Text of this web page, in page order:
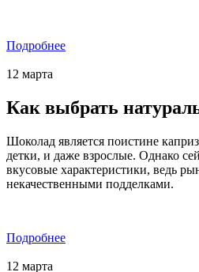
Подробнее
12 марта
Как выбрать
Шоколад является поистине
детки, и даже взрослые. Однако
вкусовые характеристики, ведь
некачественными подделками.
Подробнее
12 марта